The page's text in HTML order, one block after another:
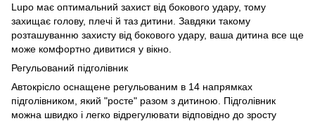
Lupo має оптимальний захист від бокового удару, тому
захищає голову, плечі й таз дитини. Завдяки такому
розташуванню захисту від бокового удару, ваша дитина все ще
може комфортно дивитися у вікно.
Регульований підголівник
Автокрісло оснащене регульованим в 14 напрямках
підголівником, який "росте" разом з дитиною. Підголівник
можна швидко і легко відрегулювати відповідно до зросту